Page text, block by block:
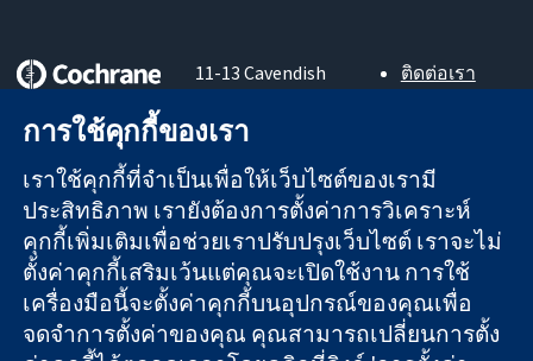
หลักฐานที่เชื่อถือ
ได้
สู่การตัดสินใจ
อย่างมีข้อมูล
เพื่อสุขภาพที่ดีขึ้น
11-13 Cavendish
London
United Kingdom
ติดต่อเรา
About us
ตำแหน่งงาน
Cochrane
Library
The Cochrane Collaboration เป็นองค์กรการกุศล (เลขที่ 1045921)
การใช้คุกกี้ของเรา
เราใช้คุกกี้ที่จำเป็นเพื่อให้เว็บไซต์ของเรามี
ประสิทธิภาพ เรายังต้องการตั้งค่าการวิเคราะห์
คุกกี้เพิ่มเติมเพื่อช่วยเราปรับปรุงเว็บไซต์ เราจะไม่
ตั้งค่าคุกกี้เสริมเว้นแต่คุณจะเปิดใช้งาน การใช้
เครื่องมือนี้จะตั้งค่าคุกกี้บนอุปกรณ์ของคุณเพื่อ
จดจำการตั้งค่าของคุณ คุณสามารถเปลี่ยนการตั้ง